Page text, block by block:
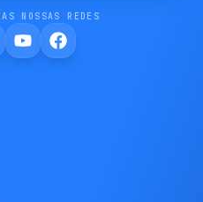
NOSSAS REDES